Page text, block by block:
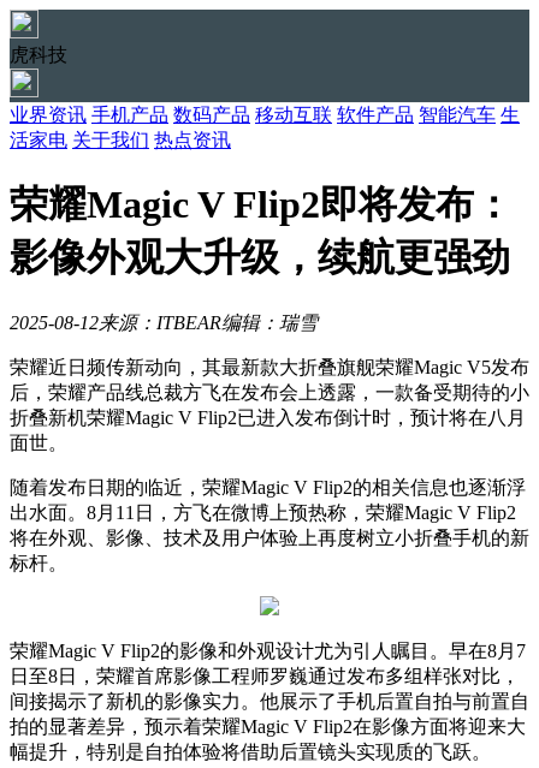
虎科技
业界资讯 手机产品 数码产品 移动互联 软件产品 智能汽车 生
活家电 关于我们 热点资讯
荣耀Magic V Flip2即将发布：
影像外观大升级，续航更强劲
2025-08-12来源：ITBEAR编辑：瑞雪
荣耀近日频传新动向，其最新款大折叠旗舰荣耀Magic V5发布
后，荣耀产品线总裁方飞在发布会上透露，一款备受期待的小
折叠新机荣耀Magic V Flip2已进入发布倒计时，预计将在八月
面世。
随着发布日期的临近，荣耀Magic V Flip2的相关信息也逐渐浮
出水面。8月11日，方飞在微博上预热称，荣耀Magic V Flip2
将在外观、影像、技术及用户体验上再度树立小折叠手机的新
标杆。
荣耀Magic V Flip2的影像和外观设计尤为引人瞩目。早在8月7
日至8日，荣耀首席影像工程师罗巍通过发布多组样张对比，
间接揭示了新机的影像实力。他展示了手机后置自拍与前置自
拍的显著差异，预示着荣耀Magic V Flip2在影像方面将迎来大
幅提升，特别是自拍体验将借助后置镜头实现质的飞跃。